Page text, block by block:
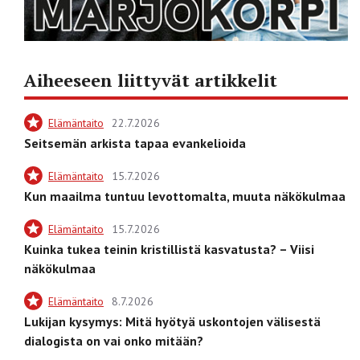
Aiheeseen liittyvät artikkelit
Elämäntaito 22.7.2026
Seitsemän arkista tapaa evankelioida
Elämäntaito 15.7.2026
Kun maailma tuntuu levottomalta, muuta näkökulmaa
Elämäntaito 15.7.2026
Kuinka tukea teinin kristillistä kasvatusta? – Viisi
näkökulmaa
Elämäntaito 8.7.2026
Lukijan kysymys: Mitä hyötyä uskontojen välisestä
dialogista on vai onko mitään?